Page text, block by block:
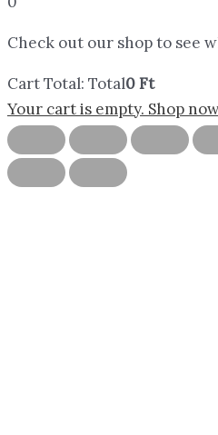
Check out our shop to see
Cart Total: Total0Ft
Your cart is empty. Shop